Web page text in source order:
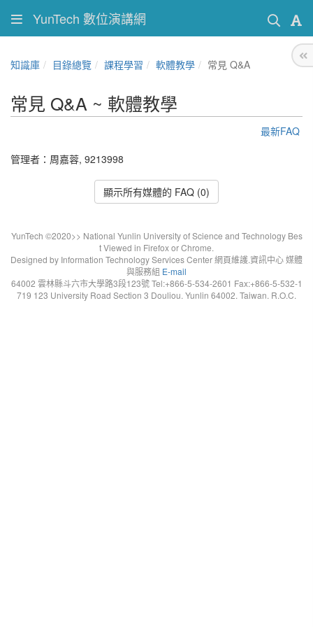
YunTech 數位演講網
知識庫 目錄總覽 課程學習 軟體教學 常見 Q&A
常見 Q&A ~ 軟體教學
最新FAQ
管理者：周嘉蓉, 9213998
顯示所有媒體的 FAQ (0)
YunTech ©2020>> National Yunlin University of Science and Technology Bes
t Viewed in Firefox or Chrome.
Designed by Information Technology Services Center 網頁維護.資訊中心 媒體
與服務組 E-mail
64002 雲林縣斗六市大學路3段123號 Tel:+866-5-534-2601 Fax:+866-5-532-1
719 123 University Road Section 3 Douliou. Yunlin 64002. Taiwan. R.O.C.